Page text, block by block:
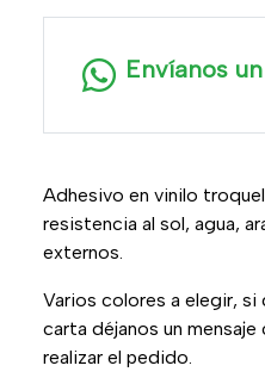
Envíanos
Adhesivo en vinilo
resistencia al sol, agua,
externos.
Varios colores a elegir,
carta déjanos un
realizar el pedido.